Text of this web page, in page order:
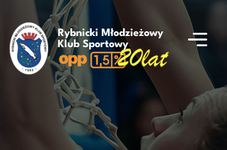
Rybnicki Młodzieżowy
Klub Sportowy